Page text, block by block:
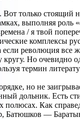
только стоящий
выполняя роль
/ я твой
комплексы
если революция все
Но очевидно
термин
но не
дольник. Есть
полюсах. Как
Батюшков —